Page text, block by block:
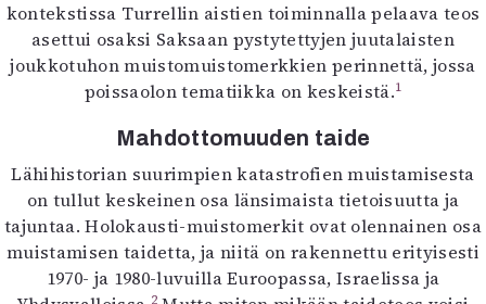
kontekstissa Turrellin aistien toiminnalla pelaava teos
asettui osaksi Saksaan pystytettyjen juutalaisten
joukkotuhon muistomuistomerkkien perinnettä, jossa
poissaolon tematiikka on keskeistä.1
Mahdottomuuden taide
Lähihistorian suurimpien katastrofien muistamisesta
on tullut keskeinen osa länsimaista tietoisuutta ja
tajuntaa. Holokausti-muistomerkit ovat olennainen osa
muistamisen taidetta, ja niitä on rakennettu erityisesti
1970- ja 1980-luvuilla Euroopassa, Israelissa ja
2